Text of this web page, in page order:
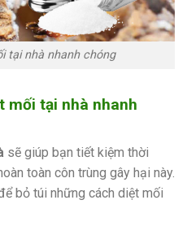
tại nhà nhanh chóng
mối tại nhà nhanh
sẽ giúp bạn tiết kiệm thời
toàn côn trùng gây hại này.
bỏ túi những cách diệt mối